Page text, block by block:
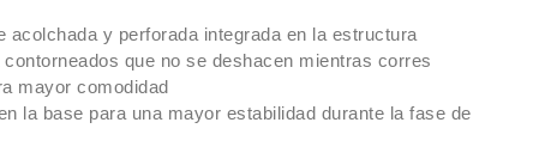
acolchada y perforada integrada en la estructura
que no se deshacen mientras corres
mayor comodidad
la base para una mayor estabilidad durante la fase de